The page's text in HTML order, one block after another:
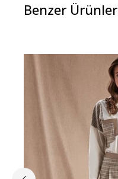
Benzer Ürünler